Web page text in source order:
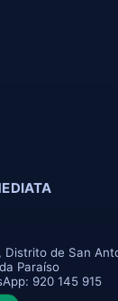
Distrito de San
Paraíso
920 145 915